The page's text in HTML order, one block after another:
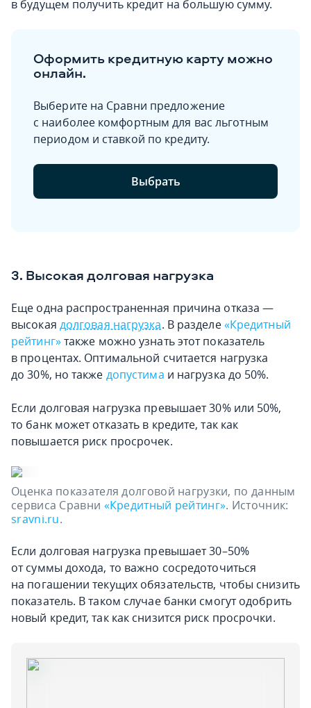
в будущем получить кредит на большую сумму.
Оформить кредитную карту можно
онлайн.
Выберите на Сравни предложение
с наиболее комфортным для вас льготным
периодом и ставкой по кредиту.
Выбрать
3. Высокая долговая нагрузка
Еще одна распространенная причина отказа —
высокая долговая нагрузка. В разделе«Кредитный
рейтинг»также можно узнать этот показатель
в процентах. Оптимальной считается нагрузка
до 30%, но также допустима и нагрузка до 50%.
Если долговая нагрузка превышает 30% или 50%,
то банк может отказать в кредите, так как
повышается риск просрочек.
Оценка показателя долговой нагрузки, по данным
сервиса Сравни «Кредитный рейтинг». Источник:
sravni.ru.
Если долговая нагрузка превышает 30–50%
от суммы дохода, то важно сосредоточиться
на погашении текущих обязательств, чтобы снизить
показатель. В таком случае банки смогут одобрить
новый кредит, так как снизится риск просрочки.